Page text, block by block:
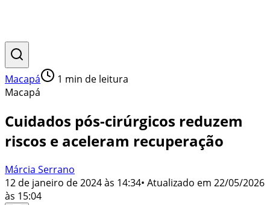
Macapá 1 min de leitura
Macapá
Cuidados pós-cirúrgicos reduzem
riscos e aceleram recuperação
Márcia Serrano
12 de janeiro de 2024 às 14:34• Atualizado em 22/05/2026
às 15:04